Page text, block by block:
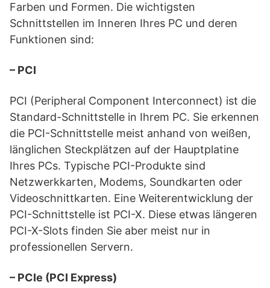
Farben und Formen. Die wichtigsten
Schnittstellen im Inneren Ihres PC und deren
Funktionen sind:
– PCI
PCI (Peripheral Component Interconnect) ist die
Standard-Schnittstelle in Ihrem PC. Sie erkennen
die PCI-Schnittstelle meist anhand von weißen,
länglichen Steckplätzen auf der Hauptplatine
Ihres PCs. Typische PCI-Produkte sind
Netzwerkkarten, Modems, Soundkarten oder
Videoschnittkarten. Eine Weiterentwicklung der
PCI-Schnittstelle ist PCI-X. Diese etwas längeren
PCI-X-Slots finden Sie aber meist nur in
professionellen Servern.
– PCIe (PCI Express)